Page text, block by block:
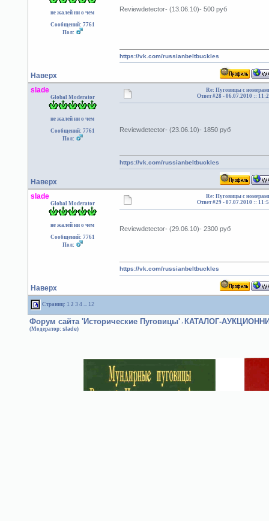
не жалей ни о чем
Сообщений: 7761
Пол:
Reviewdetector- (13.06.10)- 500 руб
Наверх
https://vk.com/russianbeltbuckles
slade
Global Moderator
не жалей ни о чем
Сообщений: 7761
Пол:
Re: Пуговицы с
Ответ #28 - 06.07.2010 ::
Reviewdetector- (23.06.10)- 1850 руб
Наверх
https://vk.com/russianbeltbuckles
slade
Global Moderator
не жалей ни о чем
Сообщений: 7761
Пол:
Re: Пуговицы с
Ответ #29 - 07.07.2010 ::
Reviewdetector- (29.06.10)- 2300 руб
Наверх
https://vk.com/russianbeltbuckles
Страниц: 1 2 3 4 ... 12
Форум сайта 'Исторические Пуговицы' › КАТАЛОГ-
(Модератор: slade)